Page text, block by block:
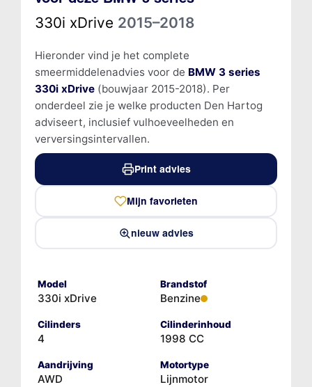
330i xDrive 2015–2018
Hieronder vind je het complete
smeermiddelenadvies voor de BMW 3 series
330i xDrive(bouwjaar 2015-2018). Per
onderdeel zie je welke producten Den Hartog
adviseert, inclusief vulhoeveelheden en
verversingsintervallen.
Print advies
Mijn favorieten
nieuw advies
Model
330i xDrive
Brandstof
Benzine
Cilinders
4
Cilinderinhoud
1998 CC
Aandrijving
AWD
Motortype
Lijnmotor